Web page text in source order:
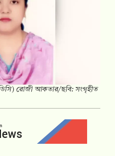
রোজী আকতার/ছবি: সংগৃহীত